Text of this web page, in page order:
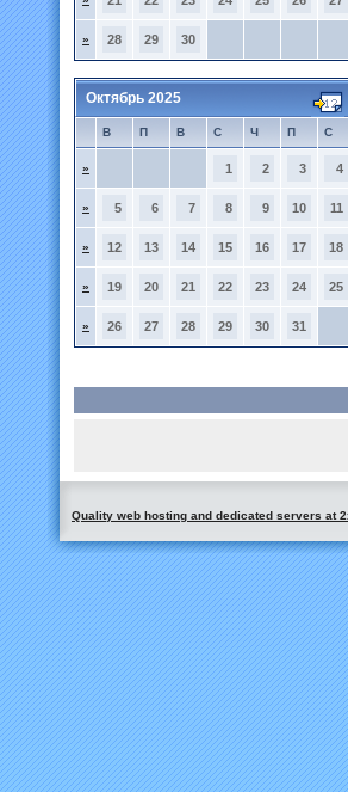
» 28 29 30
Октябрь 2025
В П В С Ч П С
» 1 2 3 4
» 5 6 7 8 9 10 11
» 12 13 14 15 16 17 18
» 19 20 21 22 23 24 25
» 26 27 28 29 30 31
Quality web hosting and dedicated servers at